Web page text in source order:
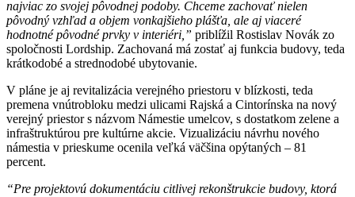
najviac zo svojej pôvodnej podoby. Chceme zachovať nielen
pôvodný vzhľad a objem vonkajšieho plášťa, ale aj viaceré
hodnotné pôvodné prvky v interiéri,” priblížil Rostislav Novák zo
spoločnosti Lordship. Zachovaná má zostať aj funkcia budovy, teda
krátkodobé a strednodobé ubytovanie.
V pláne je aj revitalizácia verejného priestoru v blízkosti, teda
premena vnútrobloku medzi ulicami Rajská a Cintorínska na nový
verejný priestor s názvom Námestie umelcov, s dostatkom zelene a
infraštruktúrou pre kultúrne akcie. Vizualizáciu návrhu nového
námestia v prieskume ocenila veľká väčšina opýtaných – 81
percent.
“Pre projektovú dokumentáciu citlivej rekonštrukcie budovy, ktorá